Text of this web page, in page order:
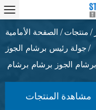
الصفحة الأمامية / منتجات /
جولة رئيس برشام الجوز /
مشاهدة المنتجات